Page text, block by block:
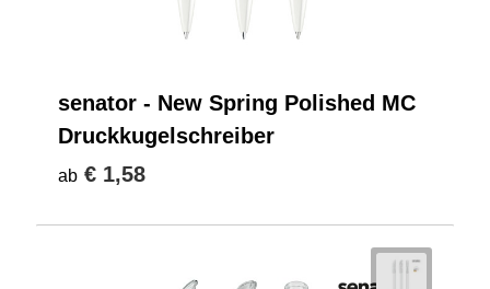
senator - New Spring Polished MC
Druckkugelschreiber
ab € 1,58